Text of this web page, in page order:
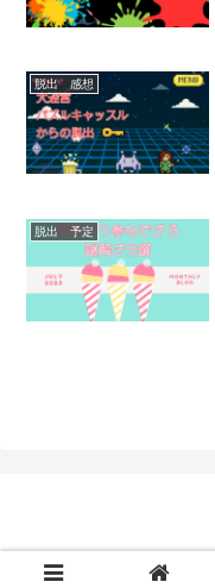
脱出 感想
脱出 予定